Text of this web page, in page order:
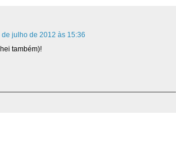
de julho de 2012 às 15:36
também)!